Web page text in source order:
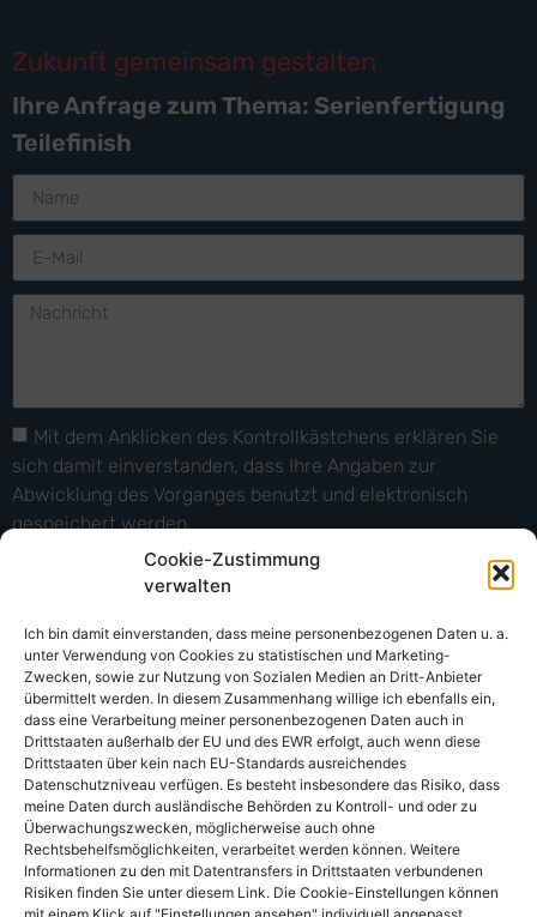
Cookie-Zustimmung
verwalten
Ich bin damit einverstanden, dass meine personenbezogenen Daten u. a.
unter Verwendung von Cookies zu statistischen und Marketing-
Zwecken, sowie zur Nutzung von Sozialen Medien an Dritt-Anbieter
übermittelt werden. In diesem Zusammenhang willige ich ebenfalls ein,
dass eine Verarbeitung meiner personenbezogenen Daten auch in
Drittstaaten außerhalb der EU und des EWR erfolgt, auch wenn diese
Drittstaaten über kein nach EU-Standards ausreichendes
Datenschutzniveau verfügen. Es besteht insbesondere das Risiko, dass
meine Daten durch ausländische Behörden zu Kontroll- und oder zu
Überwachungszwecken, möglicherweise auch ohne
Rechtsbehelfsmöglichkeiten, verarbeitet werden können. Weitere
Informationen zu den mit Datentransfers in Drittstaaten verbundenen
Risiken finden Sie unter diesem Link. Die Cookie-Einstellungen können
Zukunft gemeinsam gestalten
Ihre Anfrage zum Thema: Serienfertigung
Teilefinish
Mit dem Anklicken des Kontrollkästchens erklären Sie
sich damit einverstanden, dass Ihre Angaben zur
Abwicklung des Vorganges benutzt und elektronisch
gespeichert werden.
Lesen Sie hierzu bitte:Datenschutzerklärung
Senden
AM Elements
Marie-Jahn-Straße 22
30177 Hannover
+49 (0)179 5921336